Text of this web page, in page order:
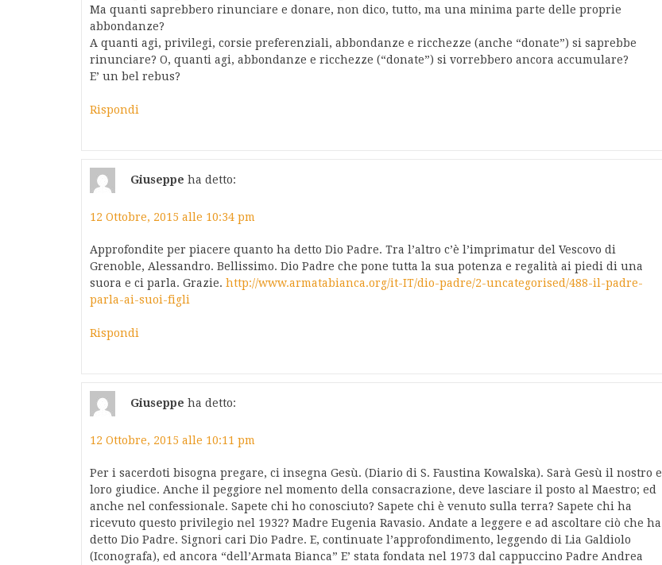
Ma quanti saprebbero rinunciare e donare, non dico, tutto, ma una minima parte delle proprie
abbondanze?
A quanti agi, privilegi, corsie preferenziali, abbondanze e ricchezze (anche “donate”) si saprebbe
rinunciare? O, quanti agi, abbondanze e ricchezze (“donate”) si vorrebbero ancora accumulare?
E’ un bel rebus?
Rispondi
Giuseppe ha detto:
12 Ottobre, 2015 alle 10:34 pm
Approfondite per piacere quanto ha detto Dio Padre. Tra l’altro c’è l’imprimatur del Vescovo di
Grenoble, Alessandro. Bellissimo. Dio Padre che pone tutta la sua potenza e regalità ai piedi di una
suora e ci parla. Grazie. http://www.armatabianca.org/it-IT/dio-padre/2-uncategorised/488-il-padre-
parla-ai-suoi-figli
Rispondi
Giuseppe ha detto:
12 Ottobre, 2015 alle 10:11 pm
Per i sacerdoti bisogna pregare, ci insegna Gesù. (Diario di S. Faustina Kowalska). Sarà Gesù il nostro e
loro giudice. Anche il peggiore nel momento della consacrazione, deve lasciare il posto al Maestro; ed
anche nel confessionale. Sapete chi ho conosciuto? Sapete chi è venuto sulla terra? Sapete chi ha
ricevuto questo privilegio nel 1932? Madre Eugenia Ravasio. Andate a leggere e ad ascoltare ciò che ha
detto Dio Padre. Signori cari Dio Padre. E, continuate l’approfondimento, leggendo di Lia Galdiolo
(Iconografa), ed ancora “dell’Armata Bianca” E’ stata fondata nel 1973 dal cappuccino Padre Andrea